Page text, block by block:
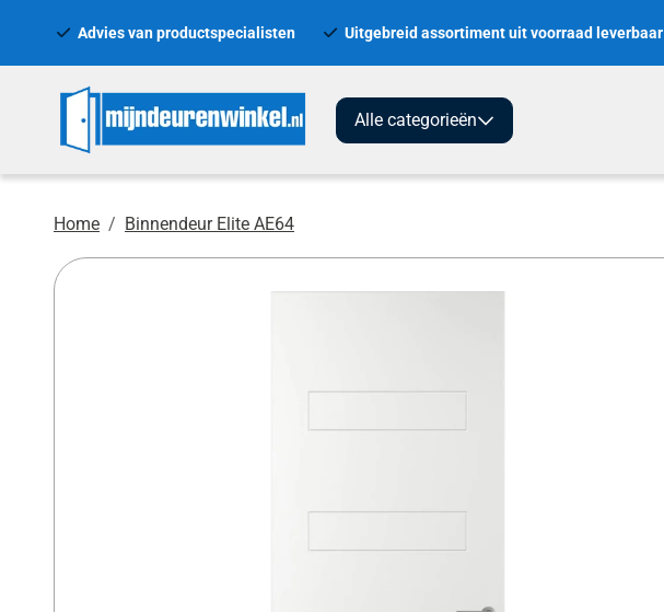
Advies van productspecialisten Uitgebreid assortiment uit voorraad leverbaar
Alle categorieën
Home Binnendeur Elite AE64